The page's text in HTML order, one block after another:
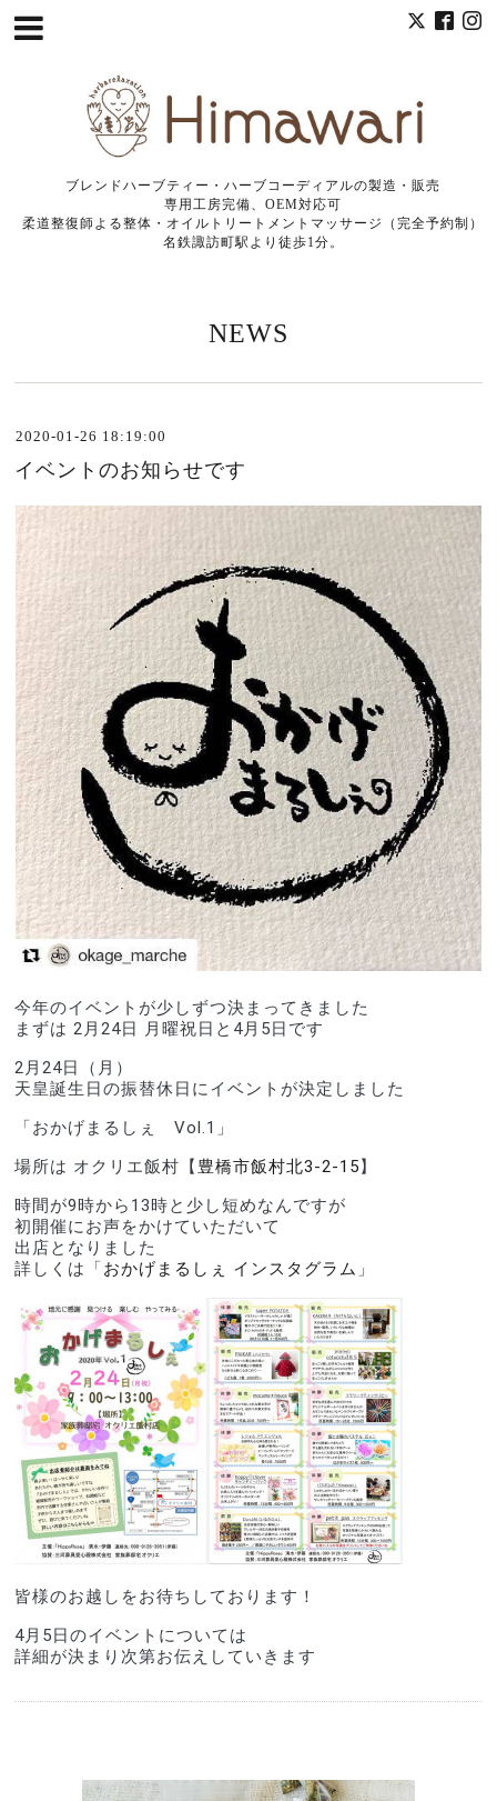
ブレンドハーブティー・ハーブコーディアルの製造・販売
専用工房完備、OEM対応可
柔道整復師よる整体・オイルトリートメントマッサージ（完全予約制）
名鉄諏訪町駅より徒歩1分。
NEWS
2020-01-26 18:19:00
イベントのお知らせです
今年のイベントが少しずつ決まってきました
まずは 2月24日 月曜祝日と4月5日です
2月24日（月）
天皇誕生日の振替休日にイベントが決定しました
「おかげまるしぇ　Vol.1」
場所は オクリエ飯村【 豊橋市飯村北3-2-15 】
時間が9時から13時と少し短めなんですが
初開催にお声をかけていただいて
出店となりました
詳しくは「 おかげまるしぇ インスタグラム 」
皆様のお越しをお待ちしております！
4月5日のイベントについては
詳細が決まり次第お伝えしていきます